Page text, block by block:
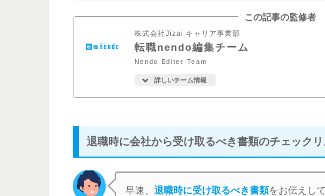
この記事の監修者
株式会社Jizai キャリア事業部
転職nendo編集チーム
Nendo Editer Team
詳しいチーム情報
退職時に会社から受け取るべき書類のチェックリ
早速、 退職時に受け取るべき書類をお伝えし